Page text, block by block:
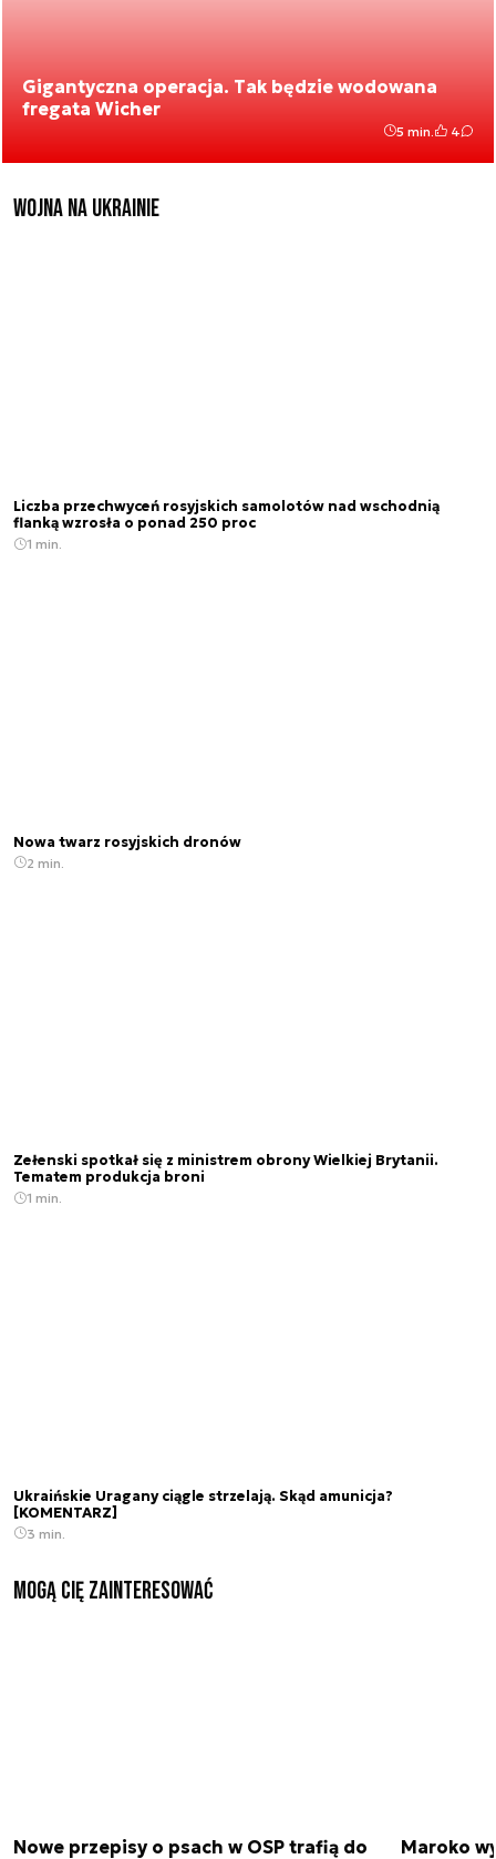
Gigantyczna operacja. Tak będzie wodowana
fregata Wicher
5 min. 4
Wojna na Ukrainie
Liczba przechwyceń rosyjskich samolotów nad wschodnią
flanką wzrosła o ponad 250 proc
1 min.
Nowa twarz rosyjskich dronów
2 min.
Zełenski spotkał się z ministrem obrony Wielkiej Brytanii.
Tematem produkcja broni
1 min.
Ukraińskie Uragany ciągle strzelają. Skąd amunicja?
[KOMENTARZ]
3 min.
Mogą Cię zainteresować
Nowe przepisy o psach w OSP trafią do
Maroko